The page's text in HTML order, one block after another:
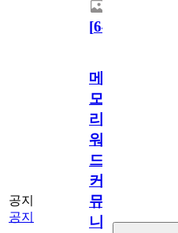
[64
공지
공지
메
모
리
워
드
커
뮤
니